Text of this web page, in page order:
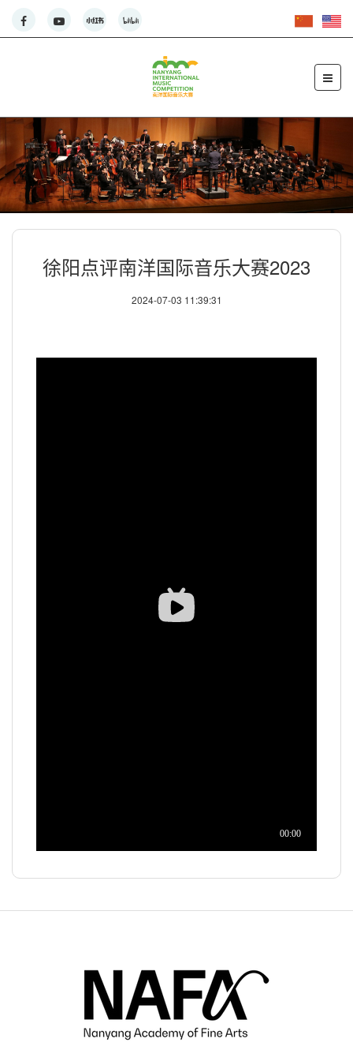
徐阳点评南洋国际音乐大赛2023
2024-07-03 11:39:31